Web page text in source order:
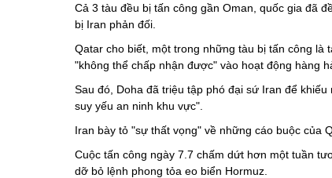
Cả 3 tàu đều bị tấn công gần Oman, quốc gia đã
bị Iran phản đối.
Qatar cho biết, một trong những tàu bị tấn công là
"không thể chấp nhận được" vào hoạt động hàng
Sau đó, Doha đã triệu tập phó đại sứ Iran để
suy yếu an ninh khu vực".
Iran bày tỏ "sự thất vọng" về những cáo buộc của
Cuộc tấn công ngày 7.7 chấm dứt hơn một tuần
dỡ bỏ lệnh phong tỏa eo biển Hormuz.